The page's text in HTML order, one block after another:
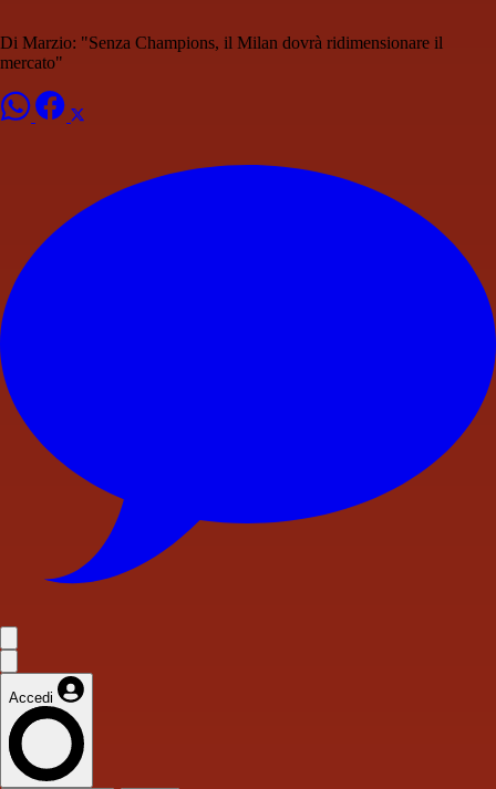
Di Marzio: "Senza Champions, il Milan dovrà ridimensionare il
mercato"
Accedi